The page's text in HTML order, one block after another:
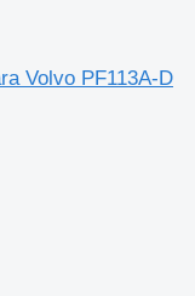
Volvo PF113A-D